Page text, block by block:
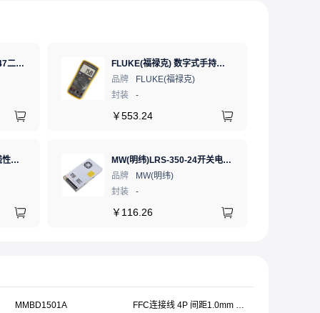
XSD(鑫顺达)to-220 to-247二极管铝型材散热片 15.5*10.5*21 本色带针大功率电子散热器（可定制）
FLUKE(福禄克) 数字式手持万用表 FLK-15B MAX-01/CN 二极管测试;通断测试
品牌
FLUKE(福禄克)
封装
-
￥553.24
优利德 UTP3315TFL-II 线性直流稳压电源 0-30V5A 低噪声高精度实验电源
MW(明纬)LRS-350-24开关电源直流DC稳压变压器监控24V 14.6A
品牌
MW(明纬)
封装
-
￥ 116.26
MMBD1501A FFC连接线 4P 间距1.0mm 长7CM 反向